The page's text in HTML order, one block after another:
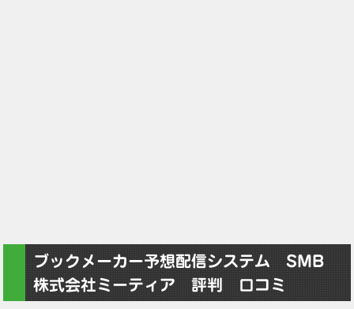
ブックメーカー予想配信システム SMB
株式会社ミーティア 評判 口コミ